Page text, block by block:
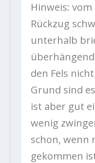
Hinweis:
Rückzug
unterhalb
den Fels
Grund sind
ist aber gut
wenig
schon, wenn
gekommen